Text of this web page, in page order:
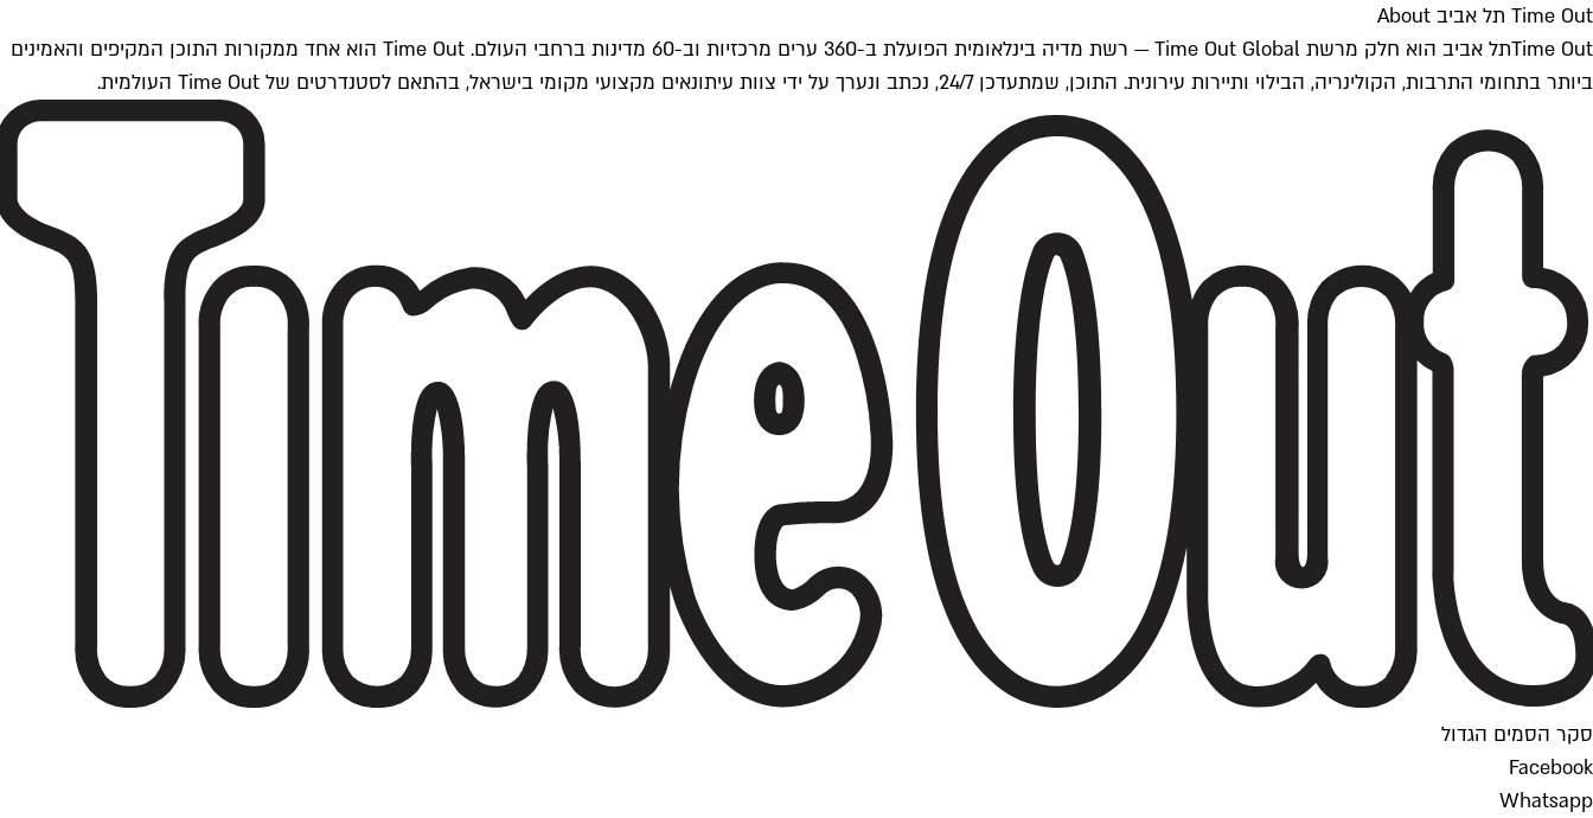
Time Out תל אביב About
Time Outתל אביב הוא חלק מרשת Time Out Global — רשת מדיה בינלאומית הפועלת ב-360 ערים מרכזיות וב-60 מדינות ברחבי העולם. Time Out הוא אחד ממקורות התוכן המקיפים והאמינים
ביותר בתחומי התרבות, הקולינריה, הבילוי ותיירות עירונית. התוכן, שמתעדכן 24/7, נכתב ונערך על ידי צוות עיתונאים מקצועי מקומי בישראל, בהתאם לסטנדרטים של Time Out העולמית.
סקר הסמים הגדול
Facebook
Whatsapp